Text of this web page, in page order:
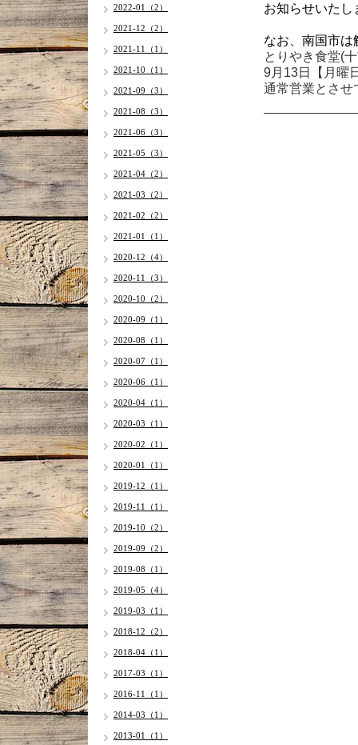
お知らせいたし
なお、南国市は
とりやき食堂(
9月13日【月曜
通常営業とさせ
2022-01（2）
2021-12（2）
2021-11（1）
2021-10（1）
2021-09（3）
2021-08（3）
2021-06（3）
2021-05（3）
2021-04（2）
2021-03（2）
2021-02（2）
2021-01（1）
2020-12（4）
2020-11（3）
2020-10（2）
2020-09（1）
2020-08（1）
2020-07（1）
2020-06（1）
2020-04（1）
2020-03（1）
2020-02（1）
2020-01（1）
2019-12（1）
2019-11（1）
2019-10（2）
2019-09（2）
2019-08（1）
2019-05（4）
2019-03（1）
2018-12（2）
2018-04（1）
2017-03（1）
2016-11（1）
2014-03（1）
2013-01（1）